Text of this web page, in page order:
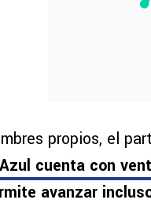
propios, el
cuenta con
avanzar